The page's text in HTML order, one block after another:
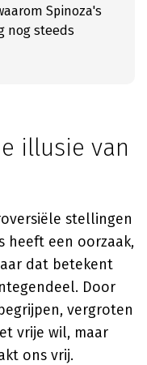
Spinoza's
nog steeds
illusie van
stellingen
heeft een oorzaak,
dat betekent
Door
vergroten
vrije wil, maar
ons vrij.